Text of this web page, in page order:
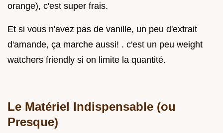
orange), c'est super frais.
Et si vous n'avez pas de vanille, un peu d'extrait
d'amande, ça marche aussi! . c'est un peu weight
watchers friendly si on limite la quantité.
Le Matériel Indispensable (ou
Presque)